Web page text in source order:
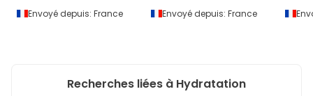
Envoyé depuis: France Envoyé depuis: France
Recherches liées à Hydratation